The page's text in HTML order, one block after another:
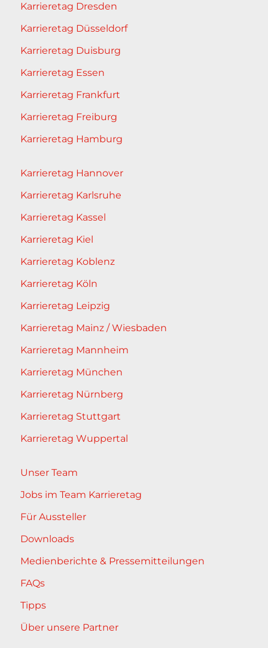
Karrieretag Dresden
Karrieretag Düsseldorf
Karrieretag Duisburg
Karrieretag Essen
Karrieretag Frankfurt
Karrieretag Freiburg
Karrieretag Hamburg
Karrieretag Hannover
Karrieretag Karlsruhe
Karrieretag Kassel
Karrieretag Kiel
Karrieretag Koblenz
Karrieretag Köln
Karrieretag Leipzig
Karrieretag Mainz / Wiesbaden
Karrieretag Mannheim
Karrieretag München
Karrieretag Nürnberg
Karrieretag Stuttgart
Karrieretag Wuppertal
Unser Team
Jobs im Team Karrieretag
Für Aussteller
Downloads
Medienberichte & Pressemitteilungen
FAQs
Tipps
Über unsere Partner